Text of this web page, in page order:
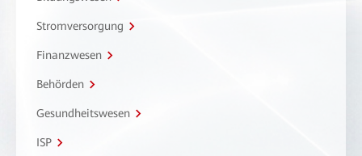
Stromversorgung
Finanzwesen
Behörden
Gesundheitswesen
ISP